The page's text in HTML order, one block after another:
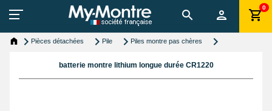
0
Pièces détachées Pile Piles montre pas chères
batterie montre lithium longue durée CR1220